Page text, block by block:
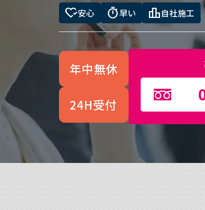
heart_check安心 timer早い leaderboard自社施工
年中無休
24H受付